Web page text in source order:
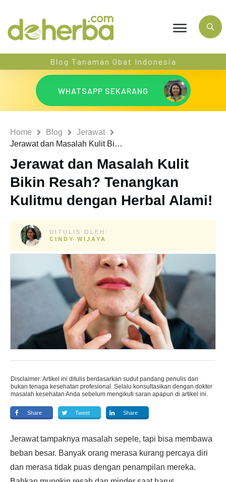
Blog Tanaman Obat Indonesia
WHATSAPP SEKARANG
Home Blog
Jerawat
Jerawat dan Masalah Kulit Bikin Resah? Tenangkan Kulitmu dengan Herbal Alami!
Jerawat dan Masalah Kulit
Bikin Resah? Tenangkan
Kulitmu dengan Herbal Alami!
DITULIS OLEH:
CINDY WIJAYA
Disclaimer: Artikel ini ditulis berdasarkan sudut pandang penulis dan
bukan tenaga kesehatan profesional. Selalu konsultasikan dengan dokter
masalah kesehatan Anda sebelum mengikuti saran apapun di artikel ini.
Share Tweet Share
Jerawat tampaknya masalah sepele, tapi bisa membawa
beban besar. Banyak orang merasa kurang percaya diri
dan merasa tidak puas dengan penampilan mereka.